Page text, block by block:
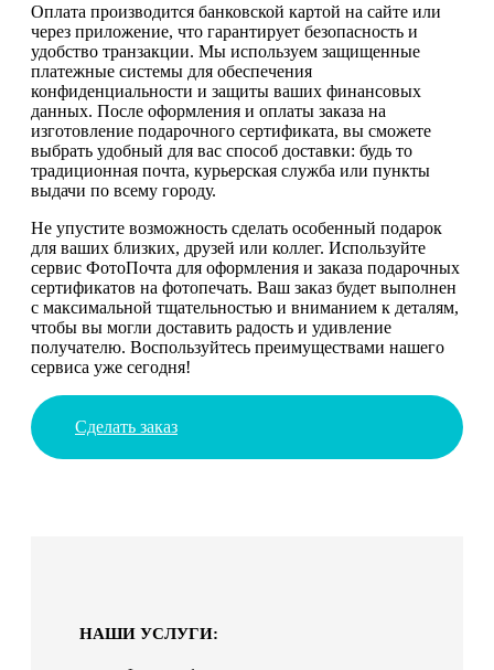
Оплата производится банковской картой на сайте или
через приложение, что гарантирует безопасность и
удобство транзакции. Мы используем защищенные
платежные системы для обеспечения
конфиденциальности и защиты ваших финансовых
данных. После оформления и оплаты заказа на
изготовление подарочного сертификата, вы сможете
выбрать удобный для вас способ доставки: будь то
традиционная почта, курьерская служба или пункты
выдачи по всему городу.
Не упустите возможность сделать особенный подарок
для ваших близких, друзей или коллег. Используйте
сервис ФотоПочта для оформления и заказа подарочных
сертификатов на фотопечать. Ваш заказ будет выполнен
с максимальной тщательностью и вниманием к деталям,
чтобы вы могли доставить радость и удивление
получателю. Воспользуйтесь преимуществами нашего
сервиса уже сегодня!
Сделать заказ
НАШИ УСЛУГИ: